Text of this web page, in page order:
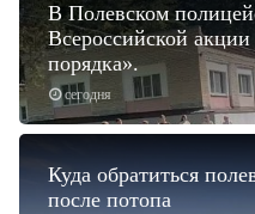
сегодня
В Полевском
Всероссийской
порядка».
Куда обратиться
после потопа